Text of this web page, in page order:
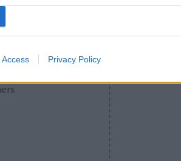
Access Privacy Policy